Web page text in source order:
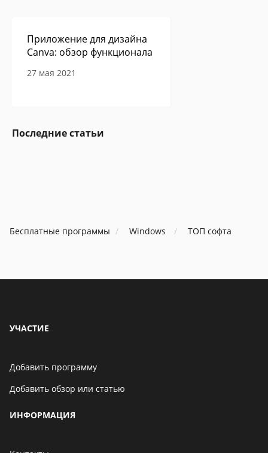
Приложение для дизайна
Canva: обзор функционала
27 мая 2021
Сам себе программист -
авторская колонка Павла
очередное приложение с
номер телефона
опубликовал список самых
Последние статьи
Бесплатные программы Windows ТОП софта
УЧАСТИЕ
Добавить программу
Добавить обзор или статью
ИНФОРМАЦИЯ